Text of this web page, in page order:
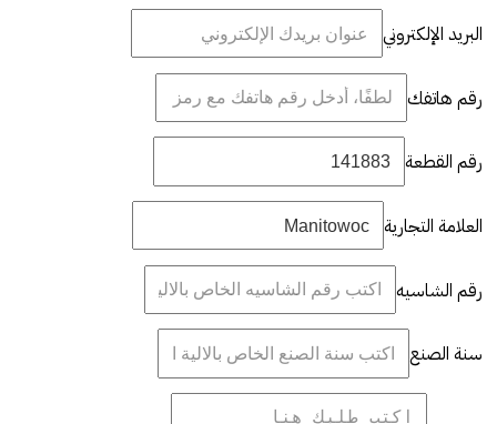
البريد الإلكتروني
رقم هاتفك
رقم القطعة
العلامة التجارية
رقم الشاسيه
سنة الصنع